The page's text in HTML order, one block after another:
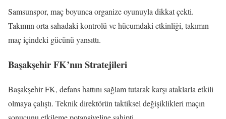
Samsunspor, maç boyunca organize oyunuyla dikkat çekti.
Takımın orta sahadaki kontrolü ve hücumdaki etkinliği, takımın
maç içindeki gücünü yansıttı.
Başakşehir FK’nın Stratejileri
Başakşehir FK, defans hattını sağlam tutarak karşı ataklarla etkili
olmaya çalıştı. Teknik direktörün taktiksel değişiklikleri maçın